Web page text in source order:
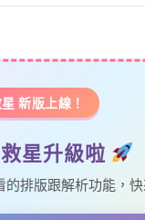
新版上線！
星升級啦
排版跟解析功能，快